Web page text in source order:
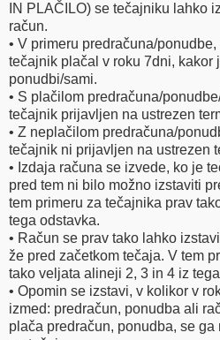
IN PLAČILO) se tečajniku lahko
račun.
• V primeru predračuna/
tečajnik plačal v roku 7dni, kakor
ponudbi/sami.
• S plačilom predračuna/
tečajnik prijavljen na ustrezen
• Z neplačilom predračuna/
tečajnik ni prijavljen na ustrezen
• Izdaja računa se izvede, ko je
pred tem ni bilo možno izstaviti
tem primeru za tečajnika prav
tega odstavka.
• Račun se prav tako lahko
že pred začetkom tečaja. V tem
tako veljata alineji 2, 3 in 4 iz
• Opomin se izstavi, v kolikor v
izmed: predračun, ponudba ali
plača predračun, ponudba, se